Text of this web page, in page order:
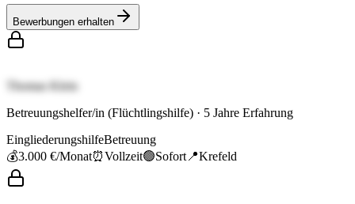
Bewerbungen erhalten
Thomas Klein
Betreuungshelfer/in (Flüchtlingshilfe) · 5 Jahre Erfahrung
EingliederungshilfeBetreuung
💰3.000 €/Monat⏰Vollzeit🟢Sofort 📍Krefeld